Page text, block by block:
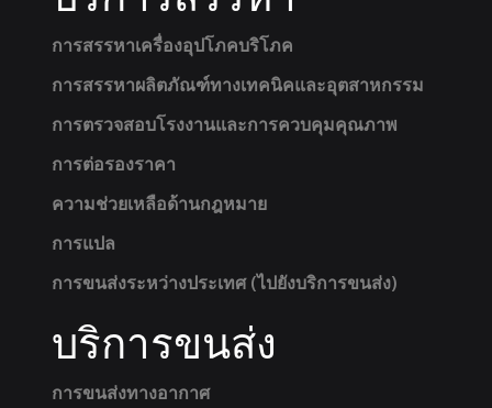
การสรรหาเครื่องอุปโภคบริโภค
การสรรหาผลิตภัณฑ์ทางเทคนิคและอุตสาหกรรม
การตรวจสอบโรงงานและการควบคุมคุณภาพ
การต่อรองราคา
ความช่วยเหลือด้านกฎหมาย
การแปล
การขนส่งระหว่างประเทศ (ไปยังบริการขนส่ง)
บริการขนส่ง
การขนส่งทางอากาศ